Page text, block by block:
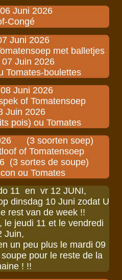
Juni 2026
Congé
Juni 2026
met balletjes
Juin 2026
Tomates-boulettes
Juni 2026
of Tomatensoep
Juin 2026
pois) ou Tomates
(3 soorten soep)
of Tomatensoep
(3 sortes de soupe)
ou Tomates
11 en vr 12 JUNI,
dinsdag 10 Juni zodat U
rest van de week !!
le jeudi 11 et le vendredi
Juin,
un peu plus le mardi 09
pour le reste de la
! !!